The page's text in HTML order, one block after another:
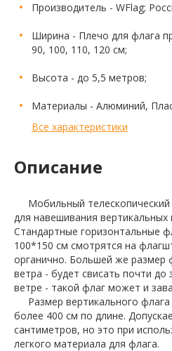
Производитель - WFlag;
Ширина - Плечо для флага
90, 100, 110, 120 см;
Высота - до 5,5 метров;
Материалы - Алюминий,
Все характеристики
Описание
Мобильный телескопический
для навешивания
Стандартные горизонтальные
100*150 см смотрятся на
органично. Большей же размер
ветра - будет свисать почти до
ветре - такой флаг может и
Размер вертикального флага
более 400 см по длине.
сантиметров, но это при
легкого материала для флага.